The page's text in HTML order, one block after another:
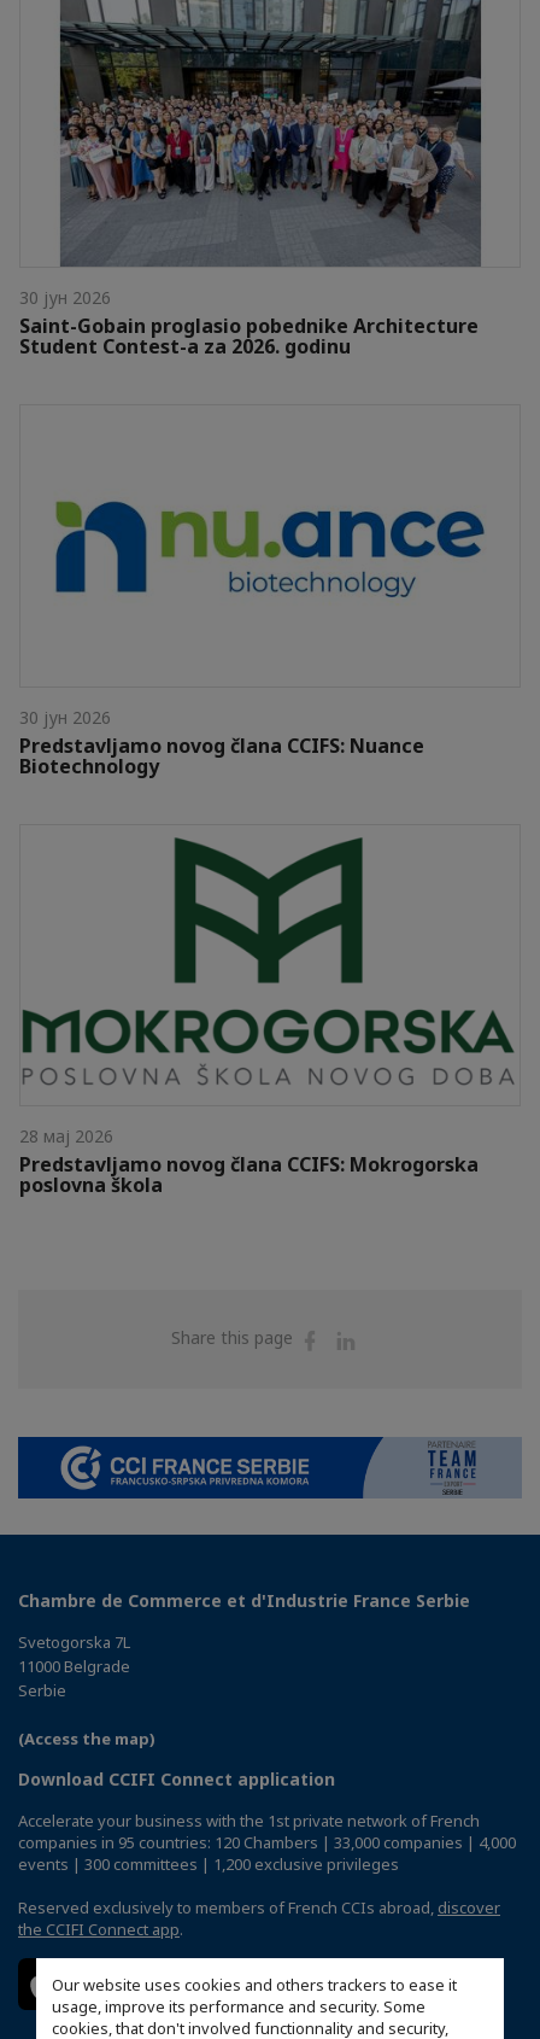
Our website uses cookies and others trackers to ease it
usage, improve its performance and security. Some
cookies, that don't involved functionnality and security,
30 јун 2026
Saint-Gobain proglasio pobednike Architecture
Student Contest-a za 2026. godinu
30 јун 2026
Predstavljamo novog člana CCIFS: Nuance
Biotechnology
28 мај 2026
Predstavljamo novog člana CCIFS: Mokrogorska
poslovna škola
Share this page
Share
Chambre de Commerce et d'Industrie France Serbie
Svetogorska 7L
11000 Belgrade
Serbie
(Access the map)
Download CCIFI Connect application
Accelerate your business with the 1st private network of French
companies in 95 countries: 120 Chambers | 33,000 companies | 4,000
events | 300 committees | 1,200 exclusive privileges
Reserved exclusively to members of French CCIs abroad, discover
the CCIFI Connect app.